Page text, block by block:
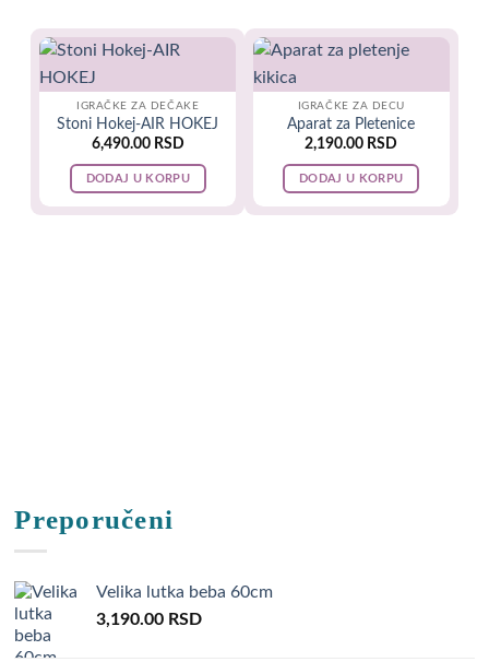
IGRAČKE ZA DEČAKE
Stoni Hokej-AIR HOKEJ
6,490.00 RSD
DODAJ U KORPU
IGRAČKE ZA DECU
Aparat za Pletenice
2,190.00 RSD
DODAJ U KORPU
Preporučeni
Velika lutka beba 60cm
3,190.00 RSD